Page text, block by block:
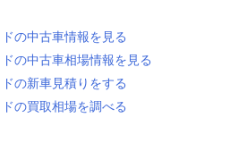
の中古車情報を見る
の中古車相場情報を見る
の新車見積りをする
の買取相場を調べる